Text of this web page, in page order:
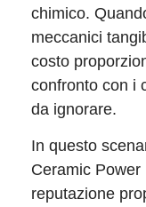
chimico.
meccanici
costo
confronto con i
da ignorare.
In questo
Ceramic
reputazione